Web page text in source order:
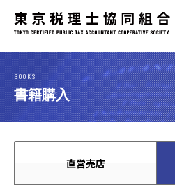
BOOKS
書籍購入
直営売店